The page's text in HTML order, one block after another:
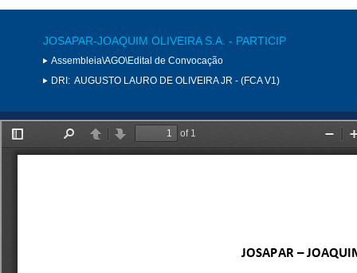
JOSAPAR-JOAQUIM OLIVEIRA S.A. - PARTICIP
Assembleia\AGO\Edital de Convocação
DRI: AUGUSTO LAURO DE OLIVEIRA JR - (FCA V1)